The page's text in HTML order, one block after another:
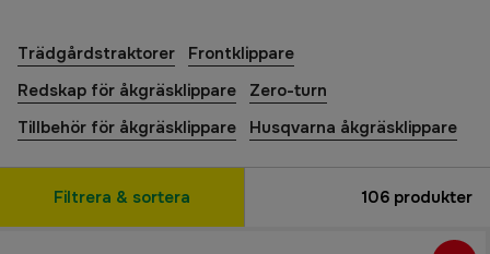
Trädgårdstraktorer
Frontklippare
Redskap för åkgräsklippare
Zero-turn
Tillbehör för åkgräsklippare
Husqvarna åkgräsklippare
Filtrera & sortera 106 produkter